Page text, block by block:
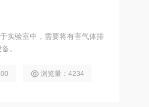
实验室中，需要将有害气体排
。
浏览量：4234